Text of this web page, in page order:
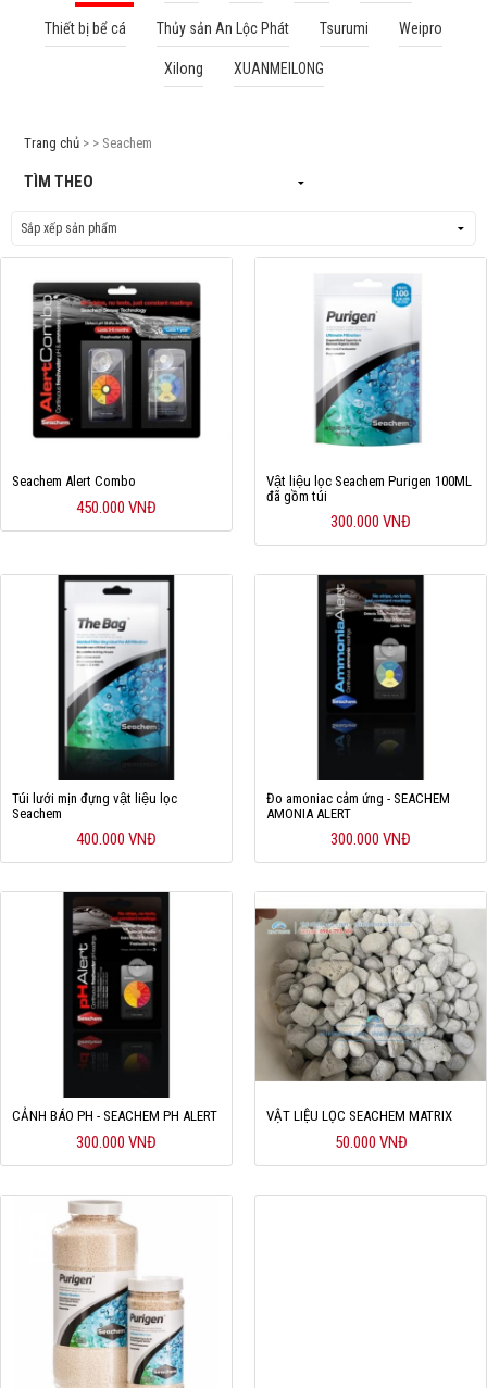
Thiết bị bể cá Thủy sản An Lộc Phát Tsurumi Weipro
Xilong XUANMEILONG
Trang chủ > > Seachem
TÌM THEO
Seachem Alert Combo
450.000 VNĐ
Vật liệu lọc Seachem Purigen 100ML
đã gồm túi
300.000 VNĐ
Túi lưới mịn đựng vật liệu lọc
Seachem
400.000 VNĐ
Đo amoniac cảm ứng - SEACHEM
AMONIA ALERT
300.000 VNĐ
CẢNH BÁO PH - SEACHEM PH ALERT
300.000 VNĐ
VẬT LIỆU LỌC SEACHEM MATRIX
50.000 VNĐ
Cá rồng & Phụ kiện
Bể thủy sinh & Phụ kiện
Dịch vụ
Bán Buôn